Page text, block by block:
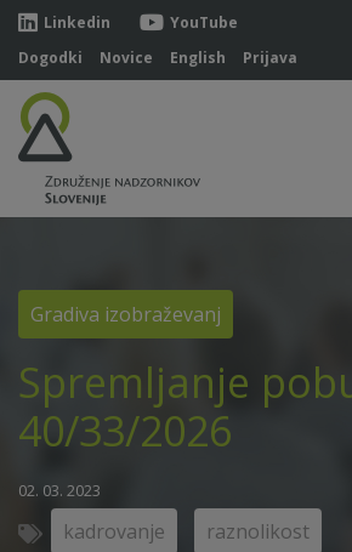
Linkedin
YouTube
Dogodki
Novice English Prijava
Gradiva izobraževanj
Spremljanje
40/33/2026
02. 03. 2023
kadrovanje raznolikost